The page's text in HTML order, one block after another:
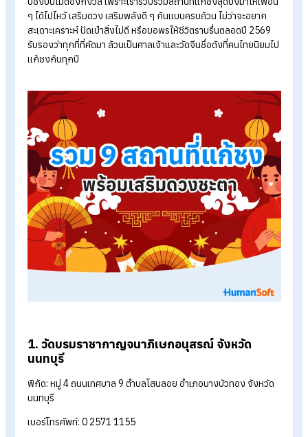
จาก วันตรุษจีน ซึ่งถือเป็นวันขึ้นปีใหม่ตามปฏิทินจีนก็ได้เช่นกัน ส่วน
มากจะเดินทางไปทำพิธีตามศาลเจ้าหรือวัดจีนที่จัดพิธีแก้ชงประจำ
เทียนแดง 1 คู่
ธูป 3 ดอก
ส้ม 5 ผล
ขนมจันอับ หรือขนมมงคลแบบจีน
น้ำมันตะเกียง
กระดาษเงินกระดาษทอง หรือกระดาษหงิ่งเตี๋ย
กระทงกระดาษรูปเรือ
ทั้งนี้ หลายวัดและศาลเจ้าที่ทำพิธีแก้ชงมักมี ชุดไหว้สำเร็จรูป ให้
บริการ ทำให้ผู้ที่ไปทำพิธีสามารถร่วมไหว้ได้สะดวกยิ่งขึ้น ไม่ต้องเต
ยมของเองทั้งหมด
แก้ปีชง 2569 ที่ไหนดี รวม 9 สถานที่แก้
ปีชงปีนี้ไม่ต้องกังวล เพราะเรารวบรวมสถานที่แก้ชงสุดปังมาให้เ
ๆ ได้ไปไหว้ เสริมดวง เสริมพลังดี ๆ กันแบบครบถ้วน ไม่ว่าจะอยาก
สะเดาะเคราะห์ ปัดเป่าสิ่งไม่ดี หรือขอพรให้ชีวิตราบรื่นตลอดปี
รับรองว่าทุกที่ที่คัดมา ล้วนเป็นศาลเจ้าและวัดจีนชื่อดังที่คนไทยนิย
แก้ชงกันทุกปี